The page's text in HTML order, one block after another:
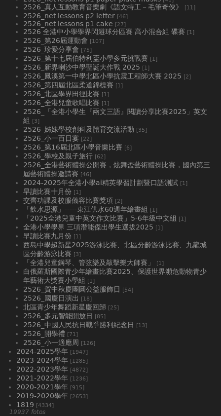
2526_真人互動教育音樂劇《語文特工－毛筆奇俠》 [11]
2526_net lessons p2 letter [46]
2526_net lessons p1 cake [27]
2526 全港中小學學界閃避球分區賽 高小混合組 碟賽 [1]
2526_第26屆運動會 [107]
2526_珍愛分享會 [75]
2526_第十七屆伯特利盃小學多元挑戰賽 [1]
2526_新界喇沙中學聖誕大作戰 2025 [1]
2526_鳳溪第一中學北區小學抗震工程師大賽 2025 [2]
2526_第四屆北區柔道錦標賽 [1]
2526_北區學界田徑比賽 [1]
2526_全港兒童歌唱比賽 [1]
2526_「全港小學生『兩文三語』閱讀分享比賽2025」英文
組 [3]
2526_姊妹學校創科及體育交流活動 [35]
2526_小一百日宴 [22]
2526_第16屆北區小學音樂比賽 [6]
2526_學校及親子旅行 [62]
2526_全港藝術體操公開賽，炫舞盃藝術體操比賽，國內第三
屆藝術體操邀請賽 [46]
2024-2025年全港小學ai精英學習計劃暨口語測試 [1]
早讀比賽十月份 [1]
交齊功課及校服儀容比賽獎項 [2]
「飲水思源」-----東江供水60週年繪畫組 [1]
「2025全港兒童中英文作文比賽」5-6年級中文組 [1]
全港小學學界 三項潛能傑出學生選拔2025 [1]
早讀比賽九月份 [1]
西島中學超新星2025游泳比賽、北區分齡游泳比賽、九龍城
區分齡游泳比賽 [3]
「全港兒童鋼琴、管弦樂及敲擊樂大師賽」 [1]
白俄羅斯國際青少年繪畫比賽2025、⁠保護世界瀕危動物青少
年藝術大獎賽小學組 [1]
2526_賀中秋慶團圓公益服飾日 [54]
2526_國慶日演出 [18]
北區青少年舞蹈新星慶回歸 [25]
2526_多元智能開放日 [85]
2526_中國人民抗日戰爭勝利紀念日 [13]
2526_開學禮 [71]
2526_小一適應周 [126]
2024-2025學年 [1947]
2023-2024學年 [1285]
2022-2023學年 [4872]
2021-2022學年 [1236]
2020-2021學年 [915]
2019-2020學年 [2653]
1819 [4334]
19937 fotos